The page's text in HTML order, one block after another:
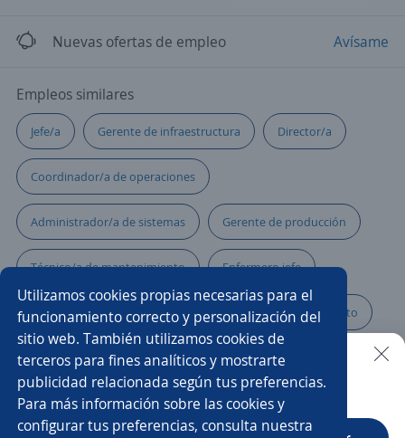
Utilizamos cookies propias necesarias para el
funcionamiento correcto y personalización del
sitio web. También utilizamos cookies de
terceros para fines analíticos y mostrarte
publicidad relacionada según tus preferencias.
Para más información sobre las cookies y
configurar tus preferencias, consulta nuestra
Nuevas ofertas de empleo Avísame
Empleos similares
Jefe/a Gerente de infraestructura Director/a
Coordinador/a de operaciones
Administrador/a de sistemas Gerente de producción
Técnico/a de mantenimiento Enfermero jefe
Coordinador/a de almacén Gerente de mantenimiento
Supervisor/a de bodega Jefe/a de logística
Coordinador/a de gestión humana
Buscar es más fácil en la app